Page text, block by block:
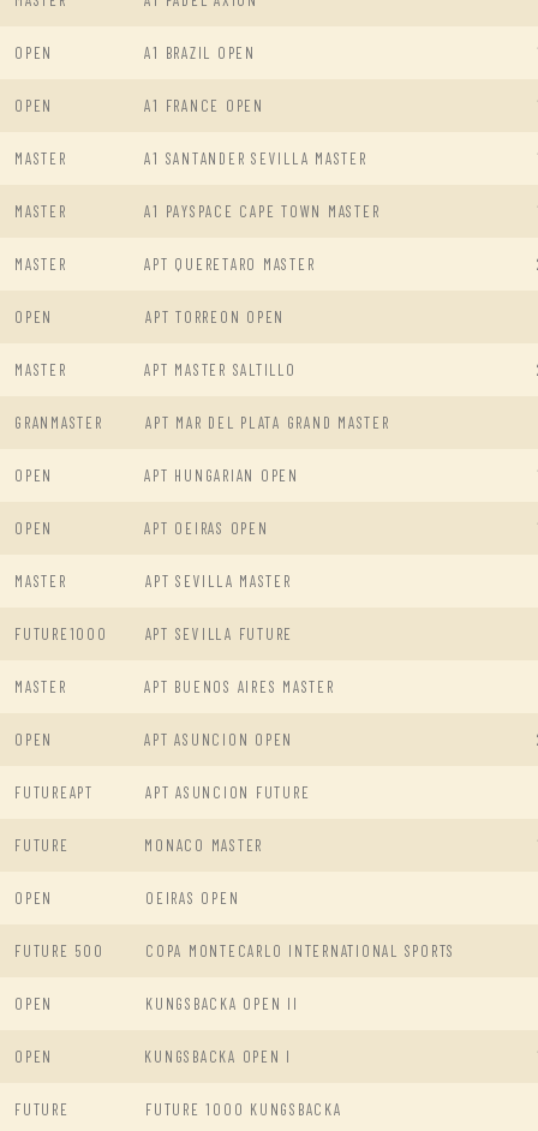
OPEN A1 BRAZIL OPEN
OPEN A1 FRANCE OPEN
MASTER A1 SANTANDER SEVILLA MASTER
MASTER A1 PAYSPACE CAPE TOWN MASTER
MASTER APT QUERETARO MASTER
OPEN APT TORREON OPEN
MASTER APT MASTER SALTILLO
GRANMASTER APT MAR DEL PLATA GRAND MASTER
OPEN APT HUNGARIAN OPEN
OPEN APT OEIRAS OPEN
MASTER APT SEVILLA MASTER
FUTURE1000 APT SEVILLA FUTURE
MASTER APT BUENOS AIRES MASTER
OPEN APT ASUNCION OPEN
FUTUREAPT APT ASUNCION FUTURE
FUTURE MONACO MASTER
OPEN OEIRAS OPEN
FUTURE 500 COPA MONTECARLO INTERNATIONAL SPORTS
OPEN KUNGSBACKA OPEN II
OPEN KUNGSBACKA OPEN I
FUTURE FUTURE 1000 KUNGSBACKA